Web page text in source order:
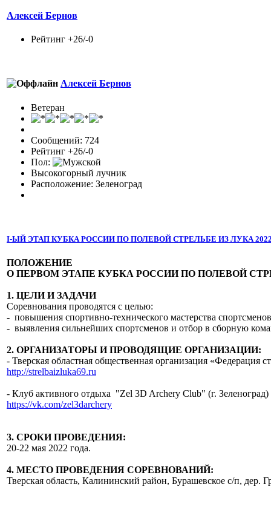
Алексей Бернов
Рейтинг +26/-0
Алексей Бернов
Ветеран
Сообщений: 724
Рейтинг +26/-0
Пол:
Высокогорный лучник
Расположение: Зеленоград
I-ЫЙ ЭТАП КУБКА РОССИИ ПО ПОЛЕВОЙ СТРЕЛЬБЕ ИЗ ЛУКА 2022
ПОЛОЖЕНИЕ
О ПЕРВОМ ЭТАПЕ КУБКА РОССИИ ПО ПОЛЕВОЙ
1. ЦЕЛИ И ЗАДАЧИ
Соревнования проводятся с целью:
- повышения спортивно-технического мастерства
- выявления сильнейших спортсменов и отбор в сборную
2. ОРГАНИЗАТОРЫ И ПРОВОДЯЩИЕ ОРГАНИЗАЦИИ:
- Тверская областная общественная организация «Федерация
http://strelbaizluka69.ru
- Клуб активного отдыха "Zel 3D Archery Club" (г. Зеленоград)
https://vk.com/zel3darchery
3. СРОКИ ПРОВЕДЕНИЯ:
20-22 мая 2022 года.
4. МЕСТО ПРОВЕДЕНИЯ СОРЕВНОВАНИЙ:
Тверская область, Калининский район, Бурашевское с/п,